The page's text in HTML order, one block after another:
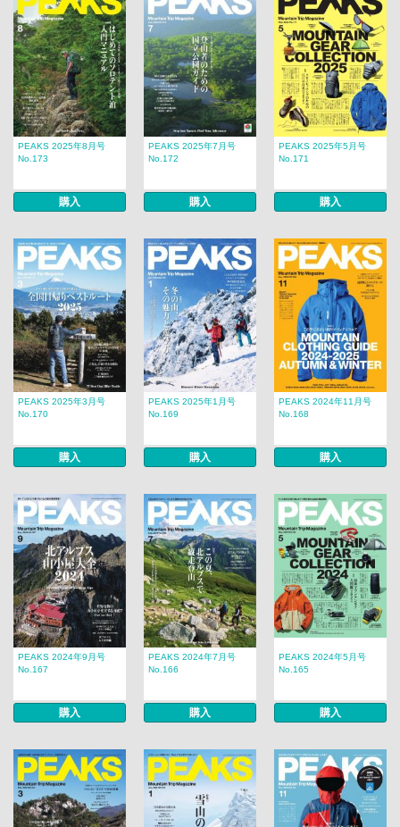
PEAKS 2025年8月号
No.173
購入
PEAKS 2025年7月号
No.172
購入
PEAKS 2025年5月号
No.171
購入
PEAKS 2025年3月号
No.170
購入
PEAKS 2025年1月号
No.169
購入
PEAKS 2024年11月号
No.168
購入
PEAKS 2024年9月号
No.167
購入
PEAKS 2024年7月号
No.166
購入
PEAKS 2024年5月号
No.165
購入